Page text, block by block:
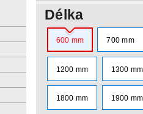
Délka
600 mm 700 mm
1200 mm 1300 mm
1800 mm 1900 mm